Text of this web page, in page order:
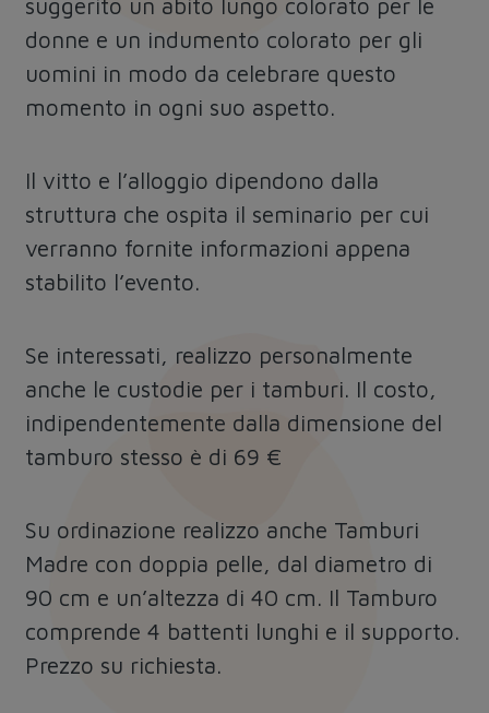
suggerito un abito lungo colorato per le
donne e un indumento colorato per gli
uomini in modo da celebrare questo
momento in ogni suo aspetto.
Il vitto e l’alloggio dipendono dalla
struttura che ospita il seminario per cui
verranno fornite informazioni appena
stabilito l’evento.
Se interessati, realizzo personalmente
anche le custodie per i tamburi. Il costo,
indipendentemente dalla dimensione del
tamburo stesso è di 69 €
Su ordinazione realizzo anche Tamburi
Madre con doppia pelle, dal diametro di
90 cm e un’altezza di 40 cm. Il Tamburo
comprende 4 battenti lunghi e il supporto.
Prezzo su richiesta.